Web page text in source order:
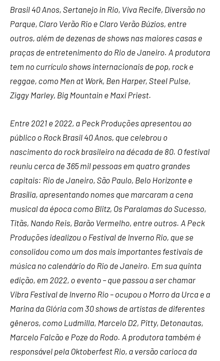
Brasil 40 Anos, Sertanejo in Rio, Viva Recife, Diversão no
Parque, Claro Verão Rio e Claro Verão Búzios, entre
outros, além de dezenas de shows nas maiores casas e
praças de entretenimento do Rio de Janeiro. A produtora
tem no currículo shows internacionais de pop, rock e
reggae, como Men at Work, Ben Harper, Steel Pulse,
Ziggy Marley, Big Mountain e Maxi Priest.
Entre 2021 e 2022, a Peck Produções apresentou ao
público o Rock Brasil 40 Anos, que celebrou o
nascimento do rock brasileiro na década de 80. O festival
reuniu cerca de 365 mil pessoas em quatro grandes
capitais: Rio de Janeiro, São Paulo, Belo Horizonte e
Brasília, apresentando nomes que marcaram a cena
musical da época como Blitz, Os Paralamas do Sucesso,
Titãs, Nando Reis, Barão Vermelho, entre outros. A Peck
Produções idealizou o Festival de Inverno Rio, que se
consolidou como um dos mais importantes festivais de
música no calendário do Rio de Janeiro. Em sua quinta
edição, em 2022, o evento – que passou a ser chamar
Vibra Festival de Inverno Rio – ocupou o Morro da Urca e a
Marina da Glória com 30 shows de artistas de diferentes
gêneros, como Ludmilla, Marcelo D2, Pitty, Detonautas,
Marcelo Falcão e Poze do Rodo. A produtora também é
responsável pela Oktoberfest Rio, a versão carioca da